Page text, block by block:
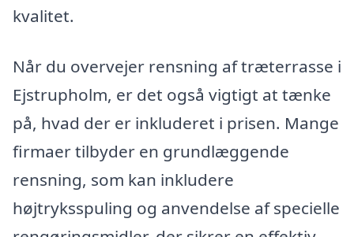
kvalitet.
Når du overvejer rensning af træterrasse i
Ejstrupholm, er det også vigtigt at tænke
på, hvad der er inkluderet i prisen. Mange
firmaer tilbyder en grundlæggende
rensning, som kan inkludere
højtryksspuling og anvendelse af specielle